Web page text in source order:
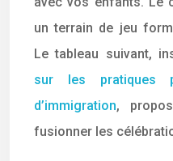
un terrain de jeu
Le tableau suivant,
sur les pratiques
d’immigration,
fusionner les